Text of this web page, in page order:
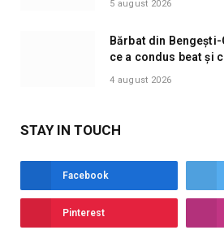
5 august 2026
Bărbat din
ce a condus beat și
4 august 2026
STAY IN TOUCH
Facebook
Pinterest